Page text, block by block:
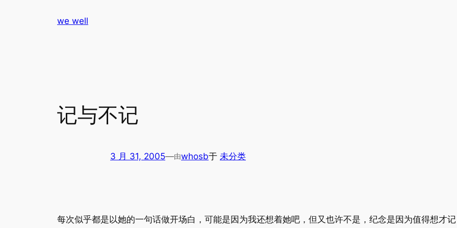
we well
记与不记
3 月 31, 2005—由whosb于 未分类
每次似乎都是以她的一句话做开场白，可能是因为我还想着她吧，但又也许不是，纪念是因为值得想才记